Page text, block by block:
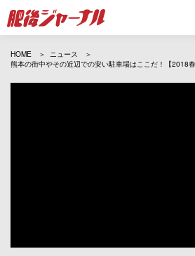
HOME
ニュース
熊本の街中やその近辺での安い駐車場はここだ！【2018春